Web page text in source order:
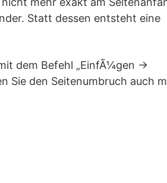
Statt dessen entsteht eine
dem Befehl „EinfÃ¼gen ->
Sie den Seitenumbruch auch